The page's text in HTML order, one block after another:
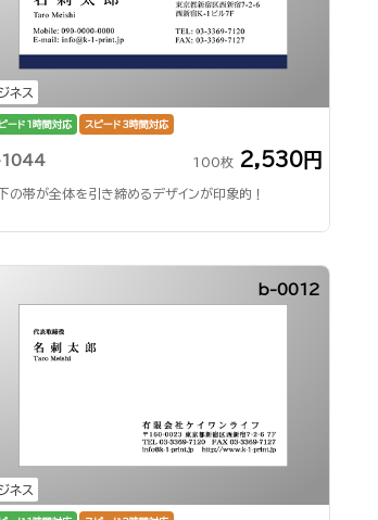
ネス
ード1時間対応 スピード3時間対応
100枚 2,530円
下の帯が全体を引き締めるデザインが印象的！
ネス
b-0012